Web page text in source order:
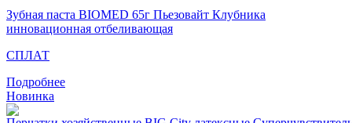
Зубная паста BIOMED 65г Пьезовайт Клубника
инновационная отбеливающая
СПЛАТ
Подробнее
Новинка